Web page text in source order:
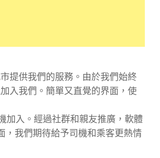
提供我們的服務。由於我們始終
入我們。簡單又直覺的界面，使
加入。經過社群和親友推廣，軟體
，我們期待給予司機和乘客更熱情